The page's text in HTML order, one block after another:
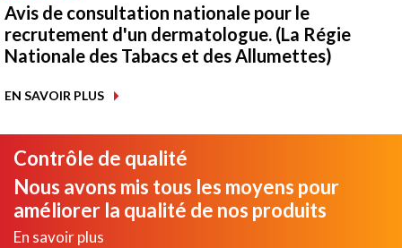
Avis de consultation nationale pour le
recrutement d'un dermatologue. (La Régie
Nationale des Tabacs et des Allumettes)
EN SAVOIR PLUS
Contrôle de qualité
Nous avons mis tous les moyens pour
améliorer la qualité de nos produits
En savoir plus